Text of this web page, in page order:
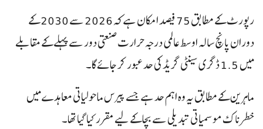
رپورٹ کے مطابق 75 فیصد امکان ہے کہ 2026 سے 2030 کے
دوران پانچ سالہ اوسط عالمی درجہ حرارت صنعتی دور سے پہلے کے مقابلے
میں 1.5 ڈگری سینٹی گریڈ کی حد عبور کر جائے گا۔
ماہرین کے مطابق یہ وہ اہم حد ہے جسے پیرس ماحولیاتی معاہدے میں
خطرناک موسمیاتی تبدیلی سے بچا کے لیے مقرر کیا گیا تھا۔